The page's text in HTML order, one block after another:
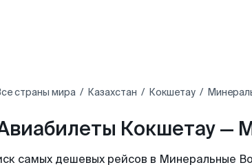
страны мира Казахстан Кокшетау
Кокшетау —
самых дешевых рейсов в Минеральные